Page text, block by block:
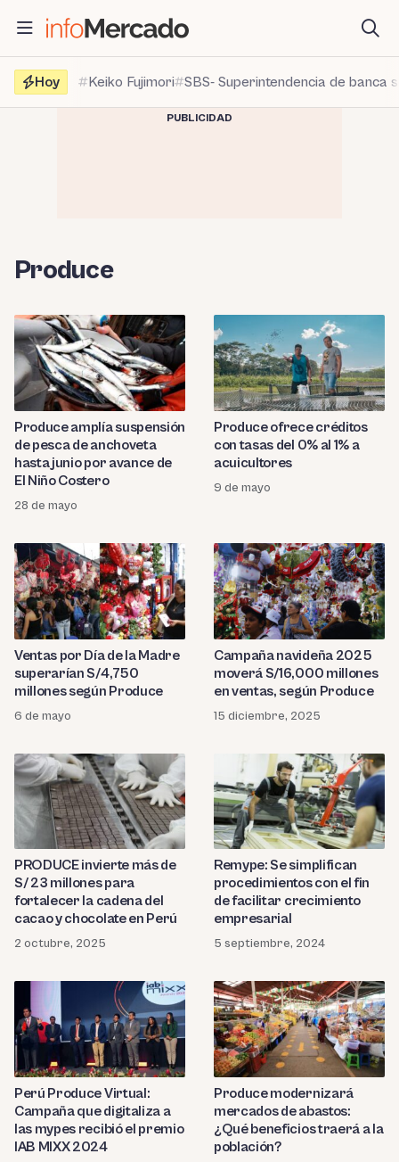
contenido
Hoy
Keiko Fujimori SBS- Superintendencia de banca
PUBLICIDAD
Produce
Produce amplía suspensión
de pesca de anchoveta
hasta junio por avance de
El Niño Costero
28 de mayo
Produce ofrece créditos
con tasas del 0% al 1% a
acuicultores
9 de mayo
Ventas por Día de la Madre
superarían S/4,750
millones según Produce
6 de mayo
Campaña navideña 2025
moverá S/16,000 millones
en ventas, según Produce
15 diciembre, 2025
PRODUCE invierte más de
S/ 23 millones para
fortalecer la cadena del
cacao y chocolate en Perú
2 octubre, 2025
Remype: Se simplifican
procedimientos con el fin
de facilitar crecimiento
empresarial
5 septiembre, 2024
Perú Produce Virtual:
Campaña que digitaliza a
las mypes recibió el premio
IAB MIXX 2024
Produce modernizará
mercados de abastos:
¿Qué beneficios traerá a la
población?